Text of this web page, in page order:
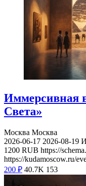
Иммерсивная
Света»
Москва Москва
2026-06-17 2026-08-19
1200 RUB https://
https://kudamoscow.ru/
200 ₽ 40.7K 153